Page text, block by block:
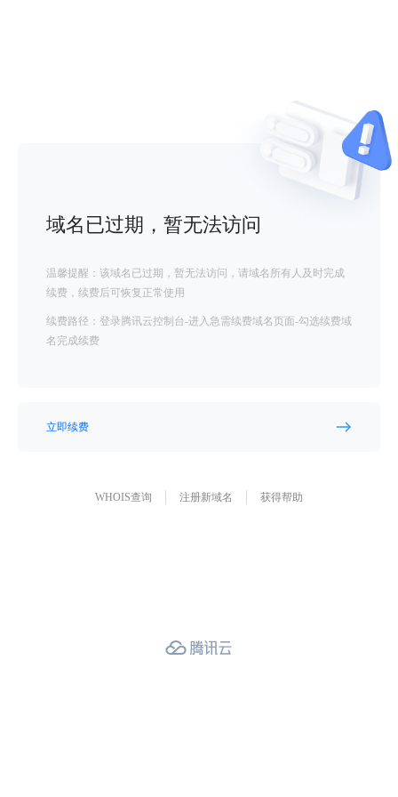
域名已过期，暂无法访问
温馨提醒：该域名已过期，暂无法访问，请域名所有人及时完成
续费，续费后可恢复正常使用
续费路径：登录腾讯云控制台-进入急需续费域名页面-勾选续费域
名完成续费
立即续费
WHOIS查询 注册新域名 获得帮助